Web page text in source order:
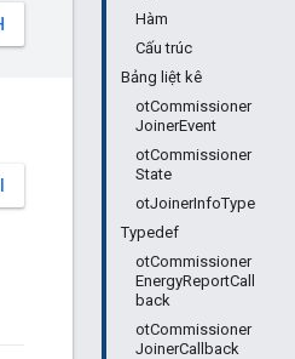
Hàm
Cấu trúc
Bảng liệt kê
otCommissioner
JoinerEvent
otCommissioner
State
otJoinerInfoType
Typedef
otCommissioner
EnergyReportCall
back
otCommissioner
JoinerCallback